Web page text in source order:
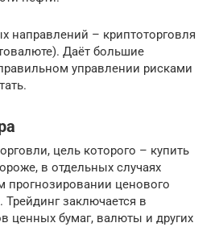
направлений – криптоторговля
Даёт большие
управлении рисками
цель которого – купить
в отдельных случаях
прогнозировании ценового
заключается в
ценных бумаг, валюты и других